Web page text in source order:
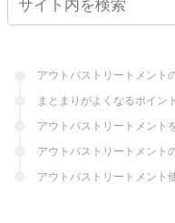
アウトバストリートメント
まとまりがよくなるポイント
アウトバストリートメント
アウトバストリートメント
アウトバストリートメント